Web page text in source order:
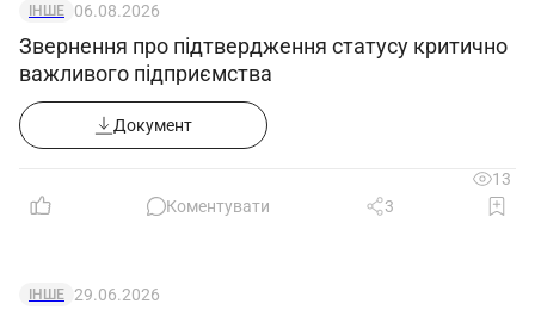
ІНШЕ 06.08.2026
Звернення про підтвердження статусу критично
важливого підприємства
Документ
13
Коментувати
3
ІНШЕ 29.06.2026